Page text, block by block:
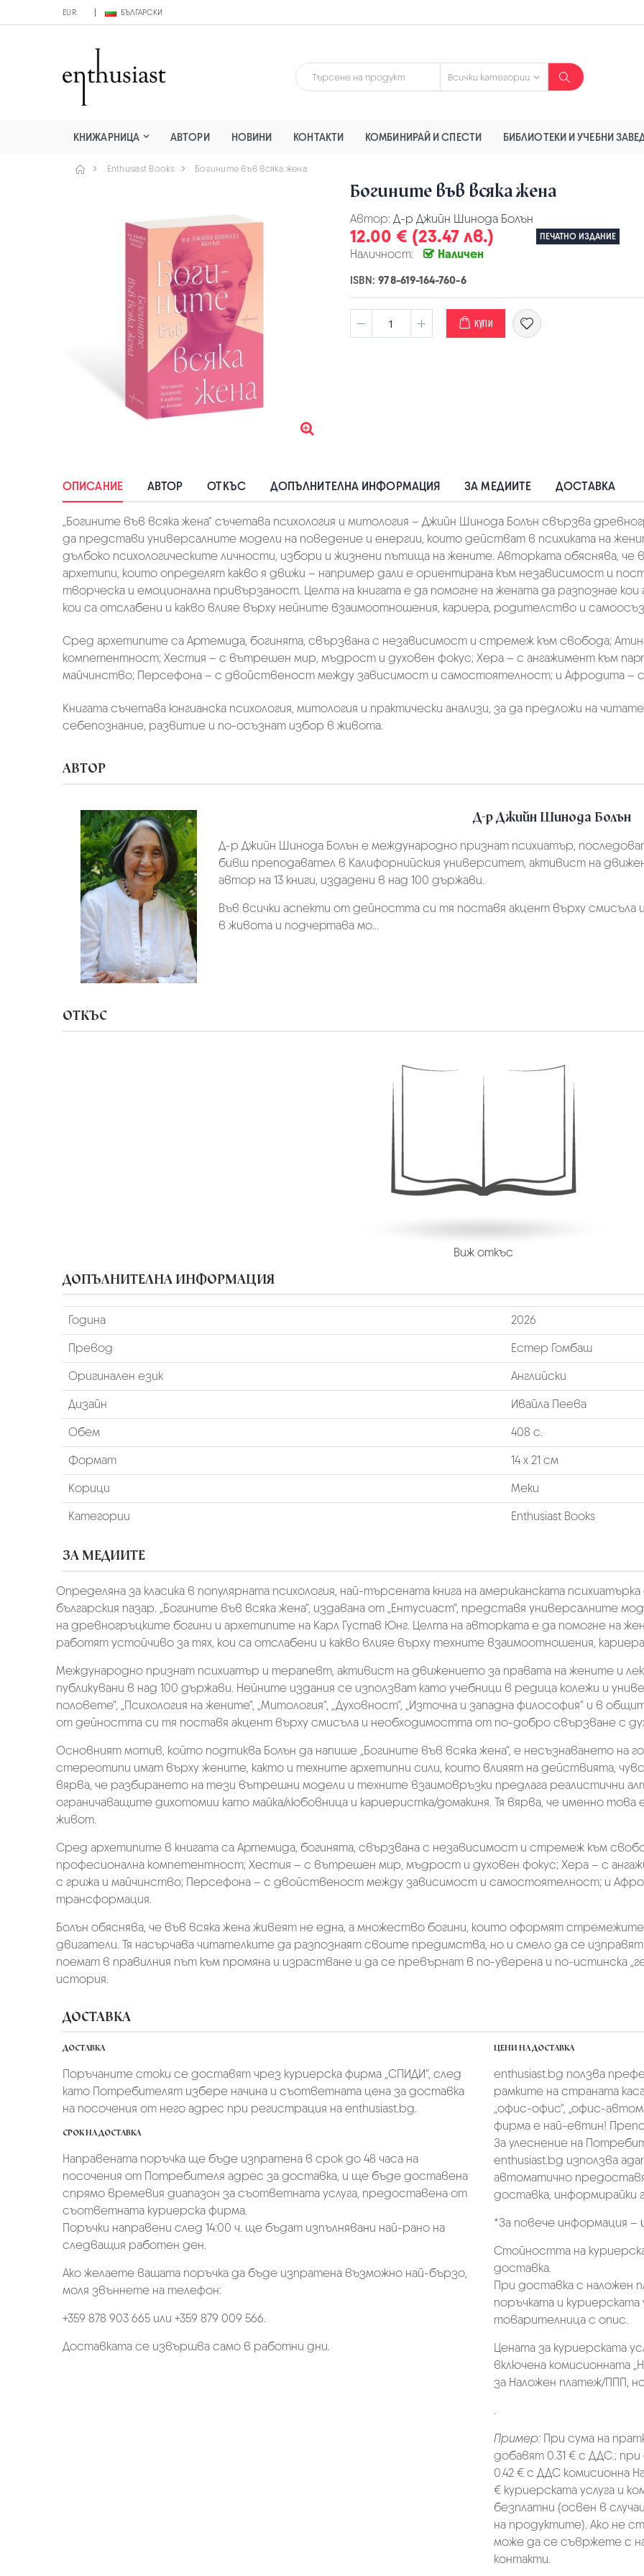
EUR БЪЛГАРСКИ
КНИЖАРНИЦА АВТОРИ НОВИНИ КОНТАКТИ КОМБИНИРАЙ И СПЕСТИ БИБЛИОТЕКИ И УЧЕБНИ
Enthusiast Books Богините във всяка жена
Богините във всяка жена
Автор: Д-р Джийн Шинода Болън
12.00 € (23.47 лв.) ПЕЧАТНО ИЗДАНИЕ
Наличност: Наличен
ISBN:978-619-164-760-6
КУПИ
ОПИСАНИЕ АВТОР ОТКЪС ДОПЪЛНИТЕЛНА ИНФОРМАЦИЯ ЗА МЕДИИТЕ ДОСТАВКА
„Богините във всяка жена“ съчетава психология и митология – Джийн Шинода Болън свързва
да представи универсалните модели на поведение и енергии, които действат в психиката на
дълбоко психологическите личности, избори и жизнени пътища на жените. Авторката обяснява,
архетипи, които определят какво я движи – например дали е ориентирана към независимост и
творческа и емоционална привързаност. Целта на книгата е да помогне на жената да разпознае
кои са отслабени и какво влияе върху нейните взаимоотношения, кариера, родителство и
Сред архетипите са Артемида, богинята, свързвана с независимост и стремеж към свобода;
компетентност; Хестия – с вътрешен мир, мъдрост и духовен фокус; Хера – с ангажимент към
майчинство; Персефона – с двойственост между зависимост и самостоятелност; и Афродита –
Книгата съчетава юнгианска психология, митология и практически анализи, за да предложи на
себепознание, развитие и по-осъзнат избор в живота.
АВТОР
Д-р Джийн Шинода Болън
Д-р Джийн Шинода Болън е международно признат психиатър,
бивш преподавател в Калифорнийския университет, активист на
автор на 13 книги, издадени в над 100 държави.
Във всички аспекти от дейността си тя поставя акцент върху
в живота и подчертава мо...
ОТКЪС
Виж откъс
ДОПЪЛНИТЕЛНА ИНФОРМАЦИЯ
Година
2026
Превод
Естер Гомбаш
Оригинален език
Английски
Дизайн
Ивайла Пеева
Обем
408 с.
Формат
14 х 21 см
Корици
Меки
Категории
Enthusiast Books
ЗА МЕДИИТЕ
Определяна за класика в популярната психология, най-търсената книга на американската
българския пазар. „Богините във всяка жена“, издавана от „Ентусиаст“, представя универсалните
на древногръцките богини и архетипите на Карл Густав Юнг. Целта на авторката е да помогне на
работят устойчиво за тях, кои са отслабени и какво влияе върху техните взаимоотношения,
Международно признат психиатър и терапевт, активист на движението за правата на жените и
публикувани в над 100 държави. Нейните издания се използват като учебници в редица колежи и
половете“, „Психология на жените“, „Митология“, „Духовност“, „Източна и западна философия“ и в
от дейността си тя поставя акцент върху смисъла и необходимостта от по-добро свързване с
Основният мотив, който подтиква Болън да напише „Богините във всяка жена“, е несъзнаването на
стереотипи имат върху жените, както и техните архетипни сили, които влияят на действията,
вярва, че разбирането на тези вътрешни модели и техните взаимовръзки предлага реалистични
ограничаващите дихотомии като майка/любовница и кариеристка/домакиня. Тя вярва, че именно
живот.
Сред архетипите в книгата са Артемида, богинята, свързвана с независимост и стремеж към
професионална компетентност; Хестия – с вътрешен мир, мъдрост и духовен фокус; Хера – с
с грижа и майчинство; Персефона – с двойственост между зависимост и самостоятелност; и
трансформация.
Болън обяснява, че във всяка жена живеят не една, а множество богини, които оформят
двигатели. Тя насърчава читателките да разпознаят своите предимства, но и смело да се
поемат в правилния път към промяна и израстване и да се превърнат в по-уверена и по-истинска
история.
ДОСТАВКА
ДОСТАВКА
Поръчаните стоки се доставят чрез куриерскa фирмa „СПИДИ“, след
като Потребителят избере начина и съответната цена за доставка
на посочения от него адрес при регистрация на enthusiast.bg.
СРОК НА ДОСТАВКА
Направената поръчка ще бъде изпратена в срок до 48 часа на
посочения от Потребителя адрес за доставка, и ще бъде доставена
спрямо времевия диапазон за съответната услуга, предоставена от
съответната куриерска фирма.
Поръчки направени след 14:00 ч. ще бъдат изпълнявани най-рано на
следващия работен ден.
Ако желаете вашата поръчка да бъде изпратена възможно най-бързо,
моля звъннете на телефон:
+359 878 903 665 или +359 879 009 566.
Доставката се извършва само в работни дни.
ЦЕНИ НА ДОСТАВКА
enthusiast.bg ползва
рамките на страната
„oфис-офис“, „офис-
фирма е най-евтин!
За улеснение на
enthusiast.bg използва
автоматично
доставка, информирайки
*За повече информация –
Стойността на
доставка.
При доставка с наложен
поръчката и
товарителница с опис.
Цената за куриерската
включена комисионната
за Наложен платеж/ППП,
.
Пример: При сума на
добавят 0.31 € с ДДС.; при
0.42 € с ДДС комисионна
€ куриерската услуга и
безплатни (освен в
на продуктите). Ако не
може да се съвржете с
контакти.